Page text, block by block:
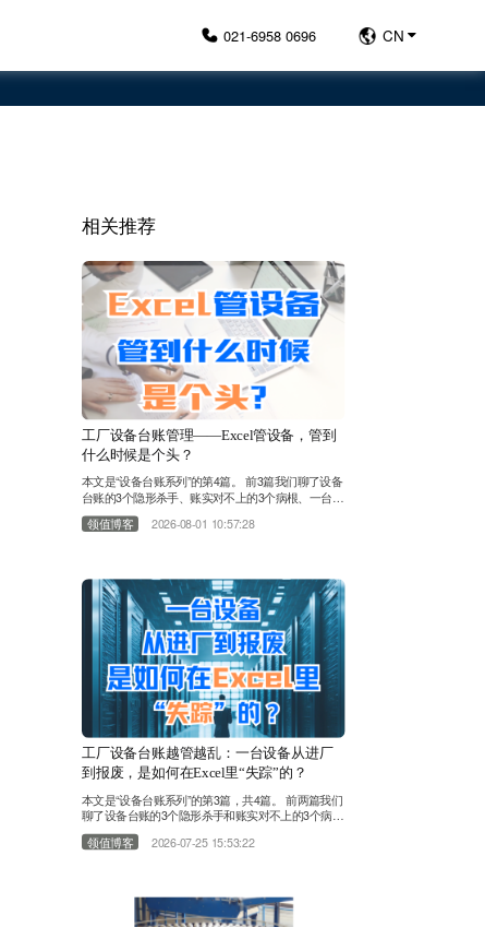
021-6958 0696 CN
相关推荐
工厂设备台账管理——Excel管设备，管到
什么时候是个头？
本文是“设备台账系列”的第4篇。 前3篇我们聊了设备
台账的3个隐形杀手、账实对不上的3个病根、一台设
备在Excel里的“失踪”全过程。今天，我们来回答那个
终极问题：Excel管设备，到底管到什么时候是个
着Excel一遍遍核对，维修工被追着补记录，财务部
打电话催设备部更新台账。表格越来越厚，Sheet越
来越……
领值博客 2026-08-01 10:57:28
工厂设备台账越管越乱：一台设备从进厂
到报废，是如何在Excel里“失踪”的？
本文是“设备台账系列”的第3篇，共4篇。 前两篇我们
聊了设备台账的3个隐形杀手和账实对不上的3个病
根，这一篇我们跟着一台设备走完全程。上期我们聊
到，不少工厂账上1450台设备，现场只剩1200台。
程，看看它是怎样在Excel表格里一步步消失的。
第一站：设备进厂——数据源从一开始就是分裂
领值博客 2026-07-25 15:53:22